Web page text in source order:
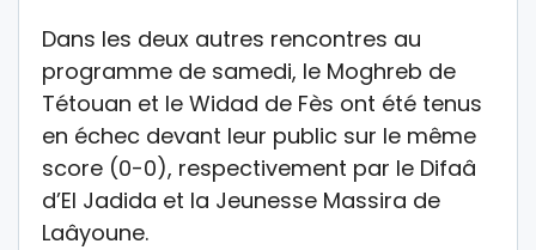
Dans les deux autres rencontres au
programme de samedi, le Moghreb de
Tétouan et le Widad de Fès ont été tenus
en échec devant leur public sur le même
score (0-0), respectivement par le Difaâ
d’El Jadida et la Jeunesse Massira de
Laâyoune.